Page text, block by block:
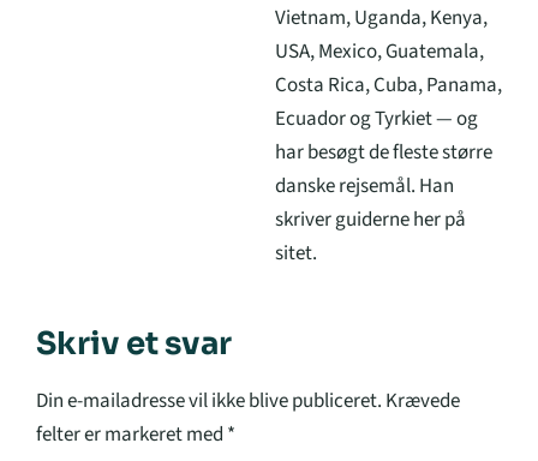
Vietnam, Uganda, Kenya,
USA, Mexico, Guatemala,
Costa Rica, Cuba, Panama,
Ecuador og Tyrkiet — og
har besøgt de fleste større
danske rejsemål. Han
skriver guiderne her på
sitet.
Skriv et svar
Din e-mailadresse vil ikke blive publiceret. Krævede
felter er markeret med *